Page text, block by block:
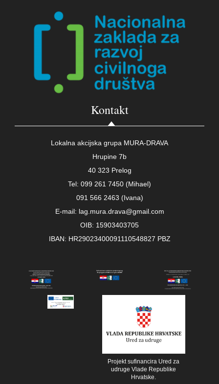
Kontakt
Lokalna akcijska grupa MURA-DRAVA
Hrupine 7b
40 323 Prelog
Tel: 099 261 7450 (Mihael)
091 566 2463 (Ivana)
E-mail: lag.mura.drava@gmail.com
OIB: 15903403705
IBAN: HR29023400091110548827 PBZ
Projekt sufinancira Ured za
udruge Vlade Republike
Hrvatske.